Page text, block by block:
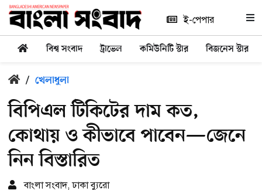
ই-পেপার
বিশ্ব সংবাদ ট্রাভেল কমিউনিটি স্টার বিজনেস স্টার
/ খেলাধুলা
বিপিএল টিকিটের দাম কত,
কোথায় ও কীভাবে পাবেন—জেনে
নিন বিস্তারিত
বাংলা সংবাদ, ঢাকা ব্যুরো